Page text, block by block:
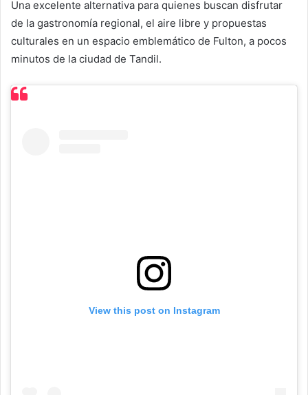
Una excelente alternativa para quienes buscan disfrutar
de la gastronomía regional, el aire libre y propuestas
culturales en un espacio emblemático de Fulton, a pocos
minutos de la ciudad de Tandil.
View this post on Instagram